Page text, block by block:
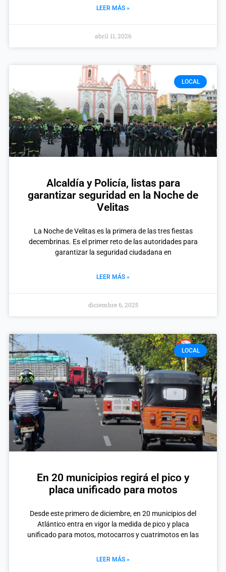
LEER MÁS »
abril 11, 2026
LOCAL
Alcaldía y Policía, listas para
garantizar seguridad en la Noche de
Velitas
La Noche de Velitas es la primera de las tres fiestas
decembrinas. Es el primer reto de las autoridades para
garantizar la seguridad ciudadana en
LEER MÁS »
diciembre 6, 2025
LOCAL
En 20 municipios regirá el pico y
placa unificado para motos
Desde este primero de diciembre, en 20 municipios del
Atlántico entra en vigor la medida de pico y placa
unificado para motos, motocarros y cuatrimotos en las
LEER MÁS »